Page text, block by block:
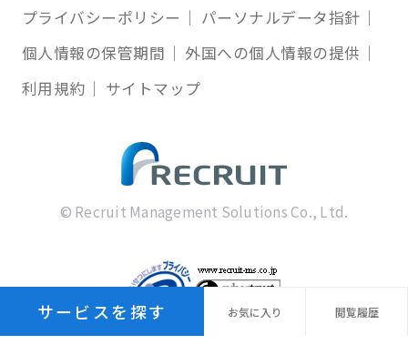
サービスを探す お気に 入り 閲覧履歴
プライバシーポリシー
パーソナルデータ指針
個人情報の保管期間
外国への個人情報の提供
利用規約
サイトマップ
© Recruit Management Solutions Co., Ltd.